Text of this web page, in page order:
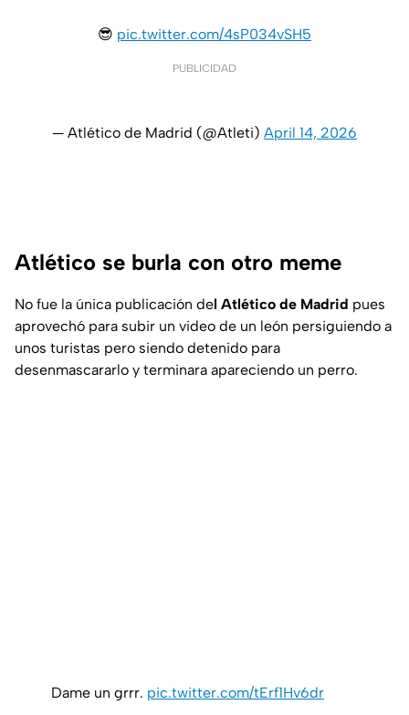
😎 pic.twitter.com/4sP034vSH5
PUBLICIDAD
— Atlético de Madrid (@Atleti) April 14, 2026
Atlético se burla con otro meme
No fue la única publicación del Atlético de Madrid pues
aprovechó para subir un video de un león persiguiendo a
unos turistas pero siendo detenido para
desenmascararlo y terminara apareciendo un perro.
Dame un grrr. pic.twitter.com/tErf1Hv6dr